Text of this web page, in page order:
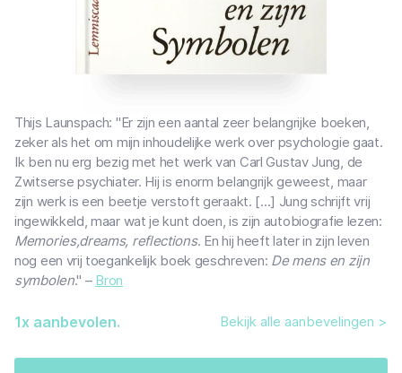
Thijs Launspach: "Er zijn een aantal zeer belangrijke boeken,
zeker als het om mijn inhoudelijke werk over psychologie gaat.
Ik ben nu erg bezig met het werk van Carl Gustav Jung, de
Zwitserse psychiater. Hij is enorm belangrijk geweest, maar
zijn werk is een beetje verstoft geraakt. [...] Jung schrijft vrij
ingewikkeld, maar wat je kunt doen, is zijn autobiografie lezen:
Memories,dreams, reflections. En hij heeft later in zijn leven
nog een vrij toegankelijk boek geschreven: De mens en zijn
symbolen." – Bron
1x aanbevolen. Bekijk alle aanbevelingen >